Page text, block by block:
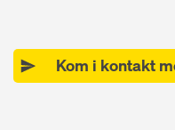
Kom i kontakt